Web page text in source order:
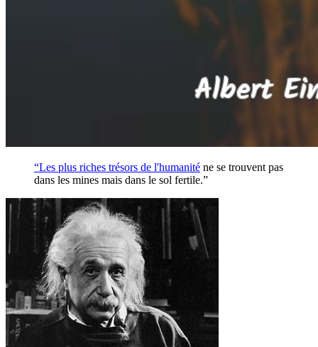
“Les plus riches trésors de l'humanité ne se trouvent pas
dans les mines mais dans le sol fertile.”